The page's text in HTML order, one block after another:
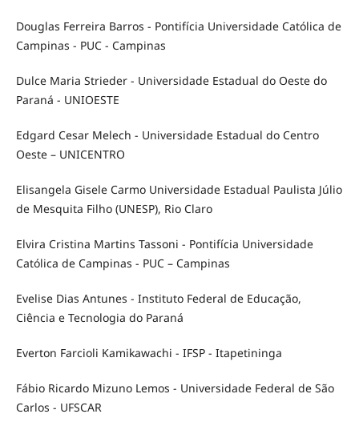
Douglas Ferreira Barros - Pontifícia Universidade Católica de
Campinas - PUC - Campinas
Dulce Maria Strieder - Universidade Estadual do Oeste do
Paraná - UNIOESTE
Edgard Cesar Melech - Universidade Estadual do Centro
Oeste – UNICENTRO
Elisangela Gisele Carmo Universidade Estadual Paulista Júlio
de Mesquita Filho (UNESP), Rio Claro
Elvira Cristina Martins Tassoni - Pontifícia Universidade
Católica de Campinas - PUC – Campinas
Evelise Dias Antunes - Instituto Federal de Educação,
Ciência e Tecnologia do Paraná
Everton Farcioli Kamikawachi - IFSP - Itapetininga
Fábio Ricardo Mizuno Lemos - Universidade Federal de São
Carlos - UFSCAR